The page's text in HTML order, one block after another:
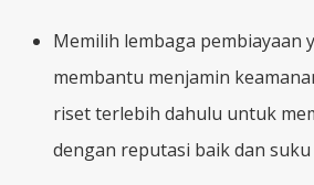
Memilih lembaga pembiayaan
membantu menjamin
riset terlebih dahulu untuk
dengan reputasi baik dan